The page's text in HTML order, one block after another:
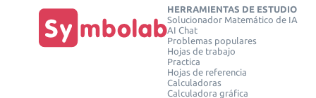
HERRAMIENTAS DE ESTUDIO
Solucionador Matemático de IA
AI Chat
Problemas populares
Hojas de trabajo
Practica
Hojas de referencia
Calculadoras
Calculadora gráfica